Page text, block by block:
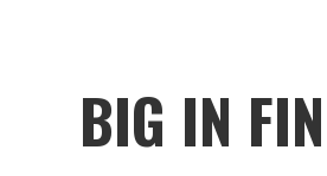
BIG IN